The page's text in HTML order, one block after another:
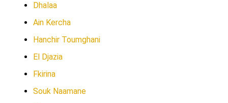
Dhalaa
Ain Kercha
Hanchir Toumghani
El Djazia
Fkirina
Souk Naamane